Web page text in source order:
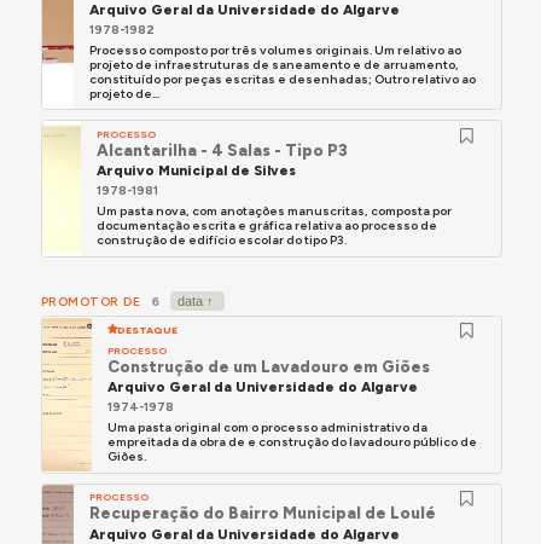
Arquivo Geral da Universidade do Algarve
1978-1982
Processo composto por três volumes originais. Um relativo ao
projeto de infraestruturas de saneamento e de arruamento,
constituído por peças escritas e desenhadas; Outro relativo ao
projeto de...
PROCESSO
Alcantarilha - 4 Salas - Tipo P3
Arquivo Municipal de Silves
1978-1981
Um pasta nova, com anotações manuscritas, composta por
documentação escrita e gráfica relativa ao processo de
construção de edifício escolar do tipo P3.
PROMOTOR DE 6
DESTAQUE
PROCESSO
Construção de um Lavadouro em Giões
Arquivo Geral da Universidade do Algarve
1974-1978
Uma pasta original com o processo administrativo da
empreitada da obra de e construção do lavadouro público de
Giões.
PROCESSO
Recuperação do Bairro Municipal de Loulé
Arquivo Geral da Universidade do Algarve